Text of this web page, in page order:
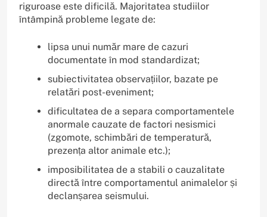
riguroase este dificilă. Majoritatea studiilor
întâmpină probleme legate de:
lipsa unui număr mare de cazuri
documentate în mod standardizat;
subiectivitatea observațiilor, bazate pe
relatări post-eveniment;
dificultatea de a separa comportamentele
anormale cauzate de factori nesismici
(zgomote, schimbări de temperatură,
prezența altor animale etc.);
imposibilitatea de a stabili o cauzalitate
directă între comportamentul animalelor și
declanșarea seismului.